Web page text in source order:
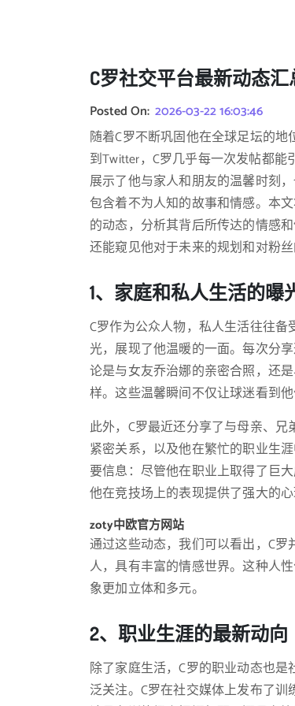
C罗社交平台最新动态
Posted On: 2026-03-22 16:03:46
随着C罗不断巩固他在全球足坛的
到Twitter，C罗几乎每一次发帖都
展示了他与家人和朋友的温馨时刻
包含着不为人知的故事和情感。本
的动态，分析其背后所传达的情感
还能窥见他对于未来的规划和对粉丝
1、家庭和私人生活的曝
C罗作为公众人物，私人生活往往
光，展现了他温暖的一面。每次分
论是与女友乔治娜的亲密合照，还
样。这些温馨瞬间不仅让球迷看到
此外，C罗最近还分享了与母亲、
紧密关系，以及他在繁忙的职业生
要信息：尽管他在职业上取得了巨
他在竞技场上的表现提供了强大的心
zoty中欧官方网站
通过这些动态，我们可以看出，C
人，具有丰富的情感世界。这种人
象更加立体和多元。
2、职业生涯的最新动向
除了家庭生活，C罗的职业动态也
泛关注。C罗在社交媒体上发布了